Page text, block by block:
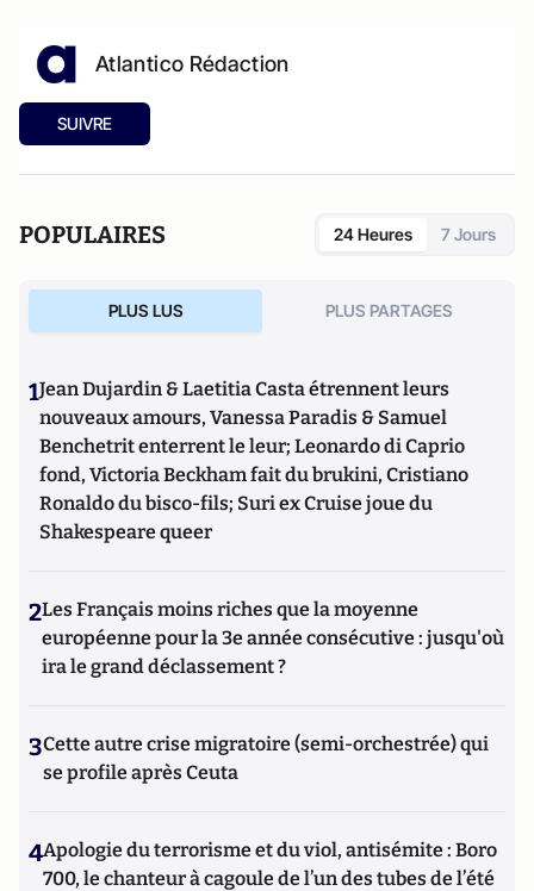
Atlantico Rédaction
SUIVRE
POPULAIRES 24 Heures 7 Jours
PLUS LUS PLUS PARTAGES
1Jean Dujardin & Laetitia Casta étrennent leurs
nouveaux amours, Vanessa Paradis & Samuel
Benchetrit enterrent le leur; Leonardo di Caprio
fond, Victoria Beckham fait du brukini, Cristiano
Ronaldo du bisco-fils; Suri ex Cruise joue du
Shakespeare queer
2Les Français moins riches que la moyenne
européenne pour la 3e année consécutive : jusqu'où
ira le grand déclassement ?
3Cette autre crise migratoire (semi-orchestrée) qui
se profile après Ceuta
4Apologie du terrorisme et du viol, antisémite : Boro
700, le chanteur à cagoule de l’un des tubes de l’été